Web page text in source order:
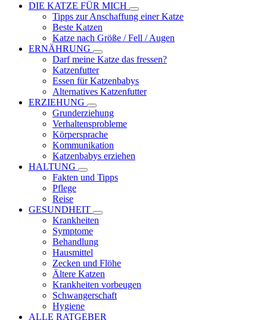
DIE KATZE FÜR MICH
Tipps zur Anschaffung einer Katze
Beste Katzen
Katze nach Größe / Fell / Augen
ERNÄHRUNG
Darf meine Katze das fressen?
Katzenfutter
Essen für Katzenbabys
Alternatives Katzenfutter
ERZIEHUNG
Grunderziehung
Verhaltensprobleme
Körpersprache
Kommunikation
Katzenbabys erziehen
HALTUNG
Fakten und Tipps
Pflege
Reise
GESUNDHEIT
Krankheiten
Symptome
Behandlung
Hausmittel
Zecken und Flöhe
Ältere Katzen
Krankheiten vorbeugen
Schwangerschaft
Hygiene
ALLE RATGEBER